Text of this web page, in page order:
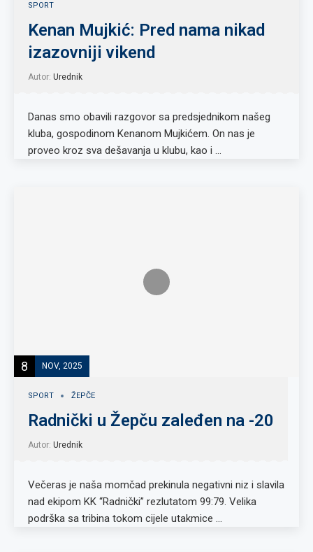
SPORT
Kenan Mujkić: Pred nama nikad
izazovniji vikend
Autor: Urednik
Danas smo obavili razgovor sa predsjednikom našeg
kluba, gospodinom Kenanom Mujkićem. On nas je
proveo kroz sva dešavanja u klubu, kao i …
8 NOV, 2025
SPORT ŽEPČE
Radnički u Žepču zaleđen na -20
Autor: Urednik
Večeras je naša momčad prekinula negativni niz i slavila
nad ekipom KK “Radnički” rezlutatom 99:79. Velika
podrška sa tribina tokom cijele utakmice …